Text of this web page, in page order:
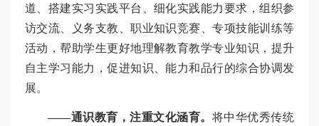
道、搭建实习实践平台、细化实践能力要求，组织参
访交流、义务支教、职业知识竞赛、专项技能训练等
活动，帮助学生更好地理解教育教学专业知识，提升
自主学习能力，促进知识、能力和品行的综合协调发
展。
——通识教育，注重文化涵育。 将中华优秀传统